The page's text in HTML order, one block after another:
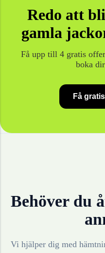
Redo att
gamla
Få upp till 4 gratis
boka
Få
Behöver du
Vi hjälper dig med